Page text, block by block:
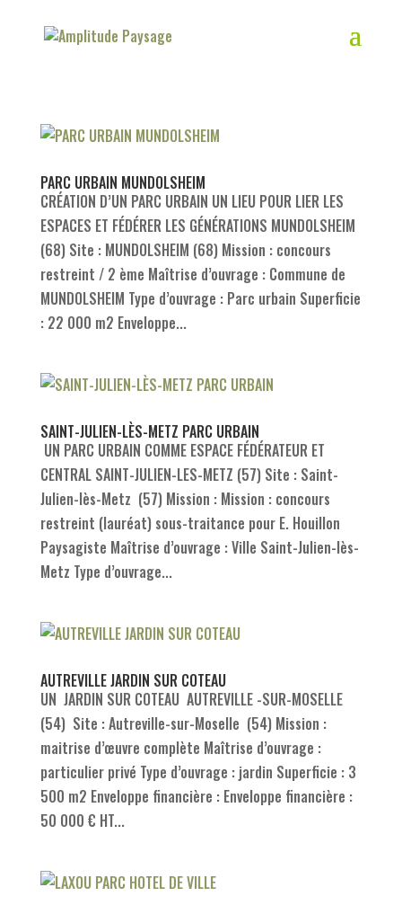
PARC URBAIN MUNDOLSHEIM
CRÉATION D’UN PARC URBAIN UN LIEU POUR LIER LES
ESPACES ET FÉDÉRER LES GÉNÉRATIONS MUNDOLSHEIM
(68) Site : MUNDOLSHEIM (68) Mission : concours
restreint / 2 ème Maîtrise d’ouvrage : Commune de
MUNDOLSHEIM Type d’ouvrage : Parc urbain Superficie
: 22 000 m2 Enveloppe...
SAINT-JULIEN-LÈS-METZ PARC URBAIN
UN PARC URBAIN COMME ESPACE FÉDÉRATEUR ET
CENTRAL SAINT-JULIEN-LES-METZ (57) Site : Saint-
Julien-lès-Metz (57) Mission : Mission : concours
restreint (lauréat) sous-traitance pour E. Houillon
Paysagiste Maîtrise d’ouvrage : Ville Saint-Julien-lès-
Metz Type d’ouvrage...
AUTREVILLE JARDIN SUR COTEAU
UN JARDIN SUR COTEAU AUTREVILLE -SUR-MOSELLE
(54) Site : Autreville-sur-Moselle (54) Mission :
maitrise d’œuvre complète Maîtrise d’ouvrage :
particulier privé Type d’ouvrage : jardin Superficie : 3
500 m2 Enveloppe financière : Enveloppe financière :
50 000 € HT...